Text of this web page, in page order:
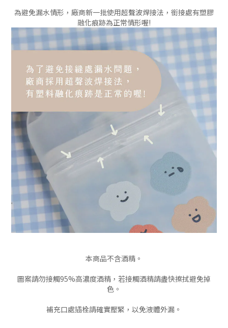
為避免漏水情形，廠商新一批使用超聲波焊接法，銜接處有塑膠
融化痕跡為正常情形喔!
本商品不含酒精。
圖案請勿接觸95%高濃度酒精，若接觸酒精請盡快擦拭避免掉
色。
補充口處插栓請確實壓緊，以免液體外漏。